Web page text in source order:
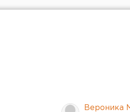
Вероника